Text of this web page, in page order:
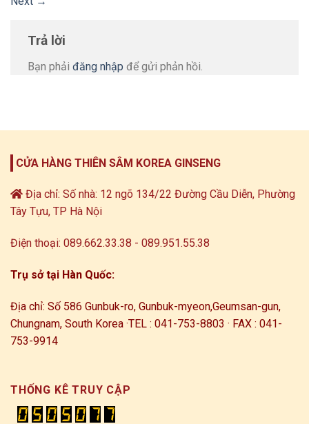
Trả lời
Bạn phải đăng nhập để gửi phản hồi.
CỬA HÀNG THIÊN SÂM KOREA GINSENG
Địa chỉ: Số nhà: 12 ngõ 134/22 Đường Cầu Diễn, Phường
Tây Tựu, TP Hà Nội
Điện thoại: 089.662.33.38 - 089.951.55.38
Trụ sở tại Hàn Quốc:
Địa chỉ: Số 586 Gunbuk-ro, Gunbuk-myeon,Geumsan-gun,
Chungnam, South Korea ·TEL : 041-753-8803 · FAX : 041-
753-9914
THỐNG KÊ TRUY CẬP